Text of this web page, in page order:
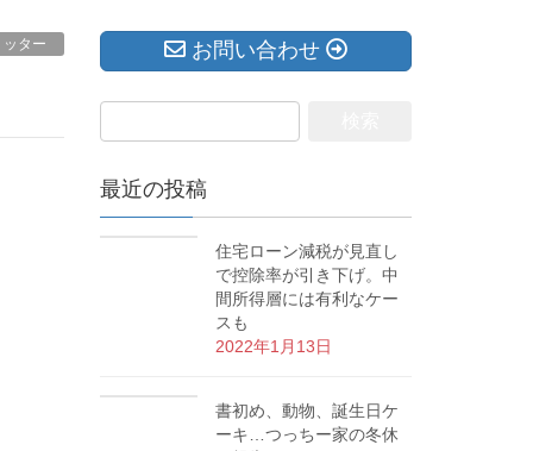
ター お問い合わせ
最近の投稿
住宅ローン減税が見直し
で控除率が引き下げ。中
間所得層には有利なケー
スも
2022年1月13日
書初め、動物、誕生日ケ
ーキ…つっちー家の冬休